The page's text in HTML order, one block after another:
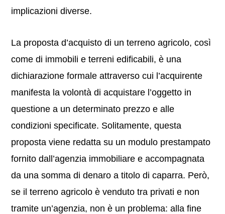
implicazioni diverse.
La proposta d’acquisto di un terreno agricolo, così
come di immobili e terreni edificabili, è una
dichiarazione formale attraverso cui l’acquirente
manifesta la volontà di acquistare l’oggetto in
questione a un determinato prezzo e alle
condizioni specificate. Solitamente, questa
proposta viene redatta su un modulo prestampato
fornito dall’agenzia immobiliare e accompagnata
da una somma di denaro a titolo di caparra. Però,
se il terreno agricolo è venduto tra privati e non
tramite un’agenzia, non è un problema: alla fine